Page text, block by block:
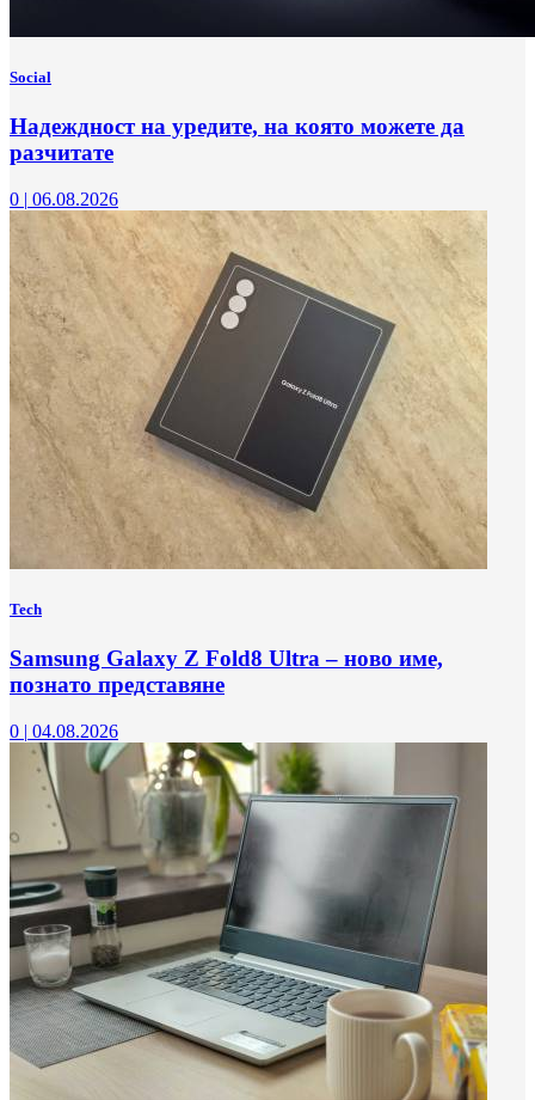
Social
Надеждност на уредите, на която можете да
разчитате
0 | 06.08.2026
Tech
Samsung Galaxy Z Fold8 Ultra – ново име,
познато представяне
0 | 04.08.2026